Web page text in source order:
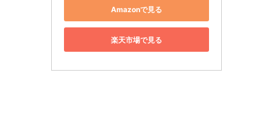
Amazonで見る
楽天市場で見る